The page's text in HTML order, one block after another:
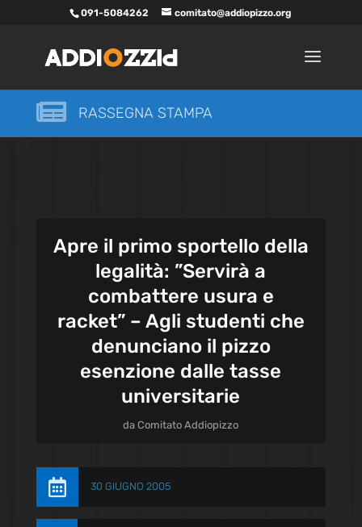
091-5084262 comitato@addiopizzo.org
 RASSEGNA STAMPA
Apre il primo sportello della
legalità: ”Servirà a
combattere usura e
racket” – Agli studenti che
denunciano il pizzo
esenzione dalle tasse
universitarie
daComitato Addiopizzo
 30 GIUGNO 2005